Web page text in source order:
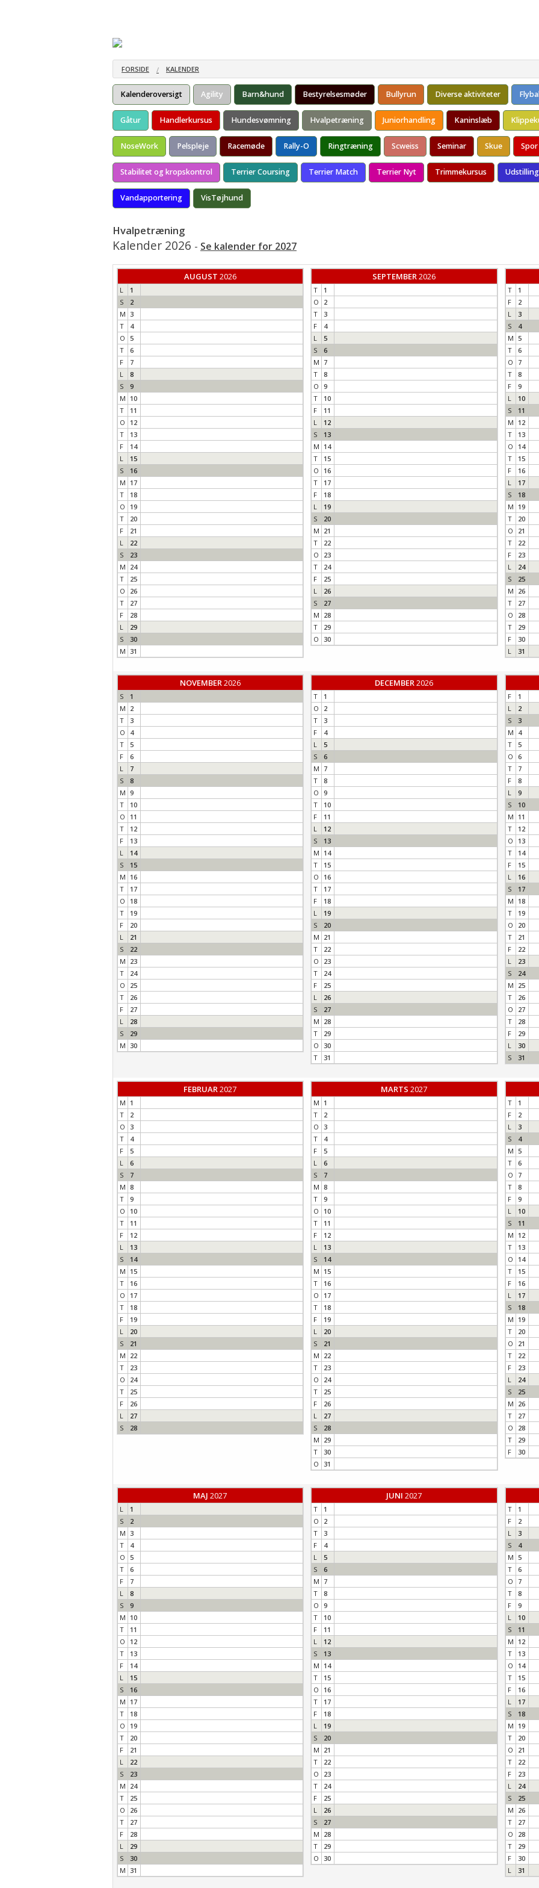
Kredsgeneralforsamling 2017
Kredsgeneralforsamling 2016
Kredsgeneralforsamling 2015
FORSIDE KALENDER
Kalenderoversigt Agility Barn&hund Bestyrelsesmøder Bullyrun Diverse aktiviteter
Gåtur Handlerkursus Hundesvømning Hvalpetræning Juniorhandling Kaninslæb
NoseWork Pelspleje Racemøde Rally-O Ringtræning Scweiss Seminar Skue
Stabilitet og kropskontrol Terrier Coursing Terrier Match Terrier Nyt Trimmekursus Udstilling
Vandapportering VisTøjhund
Hvalpetræning
Kalender 2026 - Se kalender for 2027
AUGUST 2026
L
1
S
2
M 3
T
4
O 5
T
6
F
7
L
8
S
9
M 10
T
11
O
12
T
13
F
14
L
15
S
16
M 17
T
18
O
19
T
20
F
21
L
22
S
23
M 24
T
25
O
26
T
27
F
28
L
29
S
30
M 31
SEPTEMBER2026
T
1
O
2
T
3
F
4
L
5
S
6
M 7
T
8
O 9
T
10
F
11
L
12
S
13
M 14
T
15
O
16
T
17
F
18
L
19
S
20
M 21
T
22
O
23
T
24
F
25
L
26
S
27
M 28
T
29
O 30
T
1
F
2
L
3
S
4
M 5
T
6
O
7
T
8
F
9
L
10
S
11
M 12
T
13
O
14
T
15
F
16
L
17
S
18
M 19
T
20
O
21
T
22
F
23
L
24
S
25
M 26
T
27
O
28
T
29
F
30
L
31
NOVEMBER2026
S
1
M 2
T
3
O
4
T
5
F
6
L
7
S
8
M 9
T
10
O
11
T
12
F
13
L
14
S
15
M 16
T
17
O
18
T
19
F
20
L
21
S
22
M 23
T
24
O
25
T
26
F
27
L
28
S
29
M 30
DECEMBER2026
T
1
O
2
T
3
F
4
L
5
S
6
M 7
T
8
O 9
T
10
F
11
L
12
S
13
M 14
T
15
O
16
T
17
F
18
L
19
S
20
M 21
T
22
O
23
T
24
F
25
L
26
S
27
M 28
T
29
O 30
T
31
F
1
L
2
S
3
M 4
T
5
O 6
T
7
F
8
L
9
S
10
M 11
T
12
O
13
T
14
F
15
L
16
S
17
M 18
T
19
O
20
T
21
F
22
L
23
S
24
M 25
T
26
O
27
T
28
F
29
L
30
S
31
FEBRUAR2027
M 1
T
2
O 3
T
4
F
5
L
6
S
7
M 8
T
9
O
10
T
11
F
12
L
13
S
14
M 15
T
16
O
17
T
18
F
19
L
20
S
21
M 22
T
23
O
24
T
25
F
26
L
27
S
28
MARTS 2027
M 1
T
2
O 3
T
4
F
5
L
6
S
7
M 8
T
9
O
10
T
11
F
12
L
13
S
14
M 15
T
16
O
17
T
18
F
19
L
20
S
21
M 22
T
23
O
24
T
25
F
26
L
27
S
28
M 29
T
30
O 31
T
1
F
2
L
3
S
4
M 5
T
6
O
7
T
8
F
9
L
10
S
11
M 12
T
13
O
14
T
15
F
16
L
17
S
18
M 19
T
20
O
21
T
22
F
23
L
24
S
25
M 26
T
27
O
28
T
29
F
30
MAJ 2027
L
1
S
2
M 3
T
4
O 5
T
6
F
7
L
8
S
9
M 10
T
11
O
12
T
13
F
14
L
15
S
16
M 17
T
18
O
19
T
20
F
21
L
22
S
23
M 24
T
25
O
26
T
27
F
28
L
29
S
30
M 31
JUNI 2027
T
1
O
2
T
3
F
4
L
5
S
6
M 7
T
8
O 9
T
10
F
11
L
12
S
13
M 14
T
15
O
16
T
17
F
18
L
19
S
20
M 21
T
22
O
23
T
24
F
25
L
26
S
27
M 28
T
29
O 30
T
1
F
2
L
3
S
4
M 5
T
6
O
7
T
8
F
9
L
10
S
11
M 12
T
13
O
14
T
15
F
16
L
17
S
18
M 19
T
20
O
21
T
22
F
23
L
24
S
25
M 26
T
27
O
28
T
29
F
30
L
31